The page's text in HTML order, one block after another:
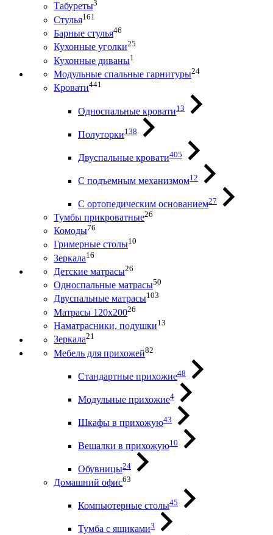
Табуреты3
Стулья161
Барные стулья46
Кухонные уголки25
Кухонные диваны1
Модульные спальные гарнитуры24
Кровати441
Односпальные кровати13
Полуторки138
Двуспальные кровати405
С подъемным механизмом12
С ортопедическим основанием27
Тумбы прикроватные26
Комоды76
Гримерные столы10
Зеркала16
Детские матрасы26
Односпальные матрасы50
Двуспальные матрасы103
Матрасы 120х20026
Наматрасники, подушки13
Зеркала21
Мебель для прихожей82
Стандартные прихожие48
Модульные прихожие4
Шкафы в прихожую43
Вешалки в прихожую10
Обувницы24
Домашний офис63
Компьютерные столы45
Тумба с ящиками3